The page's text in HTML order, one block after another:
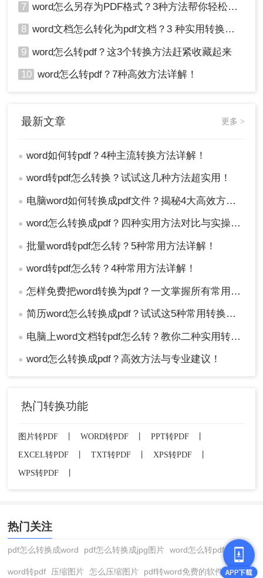
7 word怎么另存为PDF格式？3种方法帮你轻松转换!
8 word文档怎么转化为pdf文档？3 种实用转换方法，完美保留原文档格式！
9 word怎么转pdf？这3个转换方法赶紧收藏起来
10 word怎么转pdf？7种高效方法详解！
最新文章 更多 >
● word如何转pdf？4种主流转换方法详解！
● word转pdf怎么转换？试试这几种方法超实用！
● 电脑word如何转换成pdf文件？揭秘4大高效方法，轻松搞定所有场景！
● word怎么转换成pdf？四种实用方法对比与实操指南（附详细表格）！
● 批量word转pdf怎么转？5种常用方法详解！
● word转pdf怎么转？4种常用方法详解！
● 怎样免费把word转换为pdf？一文掌握所有常用方法！
● 简历word怎么转换成pdf？试试这5种常用转换方法！
● 电脑上word文档转pdf怎么转？教你二种实用转换方法！
● word怎么转换成pdf？高效方法与专业建议！
热门转换功能
图片转PDF WORD转PDF PPT转PDF
EXCEL转PDF
TXT转PDF XPS转PDF
WPS转PDF
丨
热门关注
pdf怎么转换成word pdf怎么转换成jpg图片 word怎么转pdf
word转pdf 压缩图片 怎么压缩图片 pdf转word免费的软件